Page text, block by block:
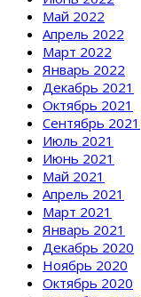
Май 2022
Апрель 2022
Март 2022
Январь 2022
Декабрь 2021
Октябрь 2021
Сентябрь 2021
Июль 2021
Июнь 2021
Май 2021
Апрель 2021
Март 2021
Январь 2021
Декабрь 2020
Ноябрь 2020
Октябрь 2020